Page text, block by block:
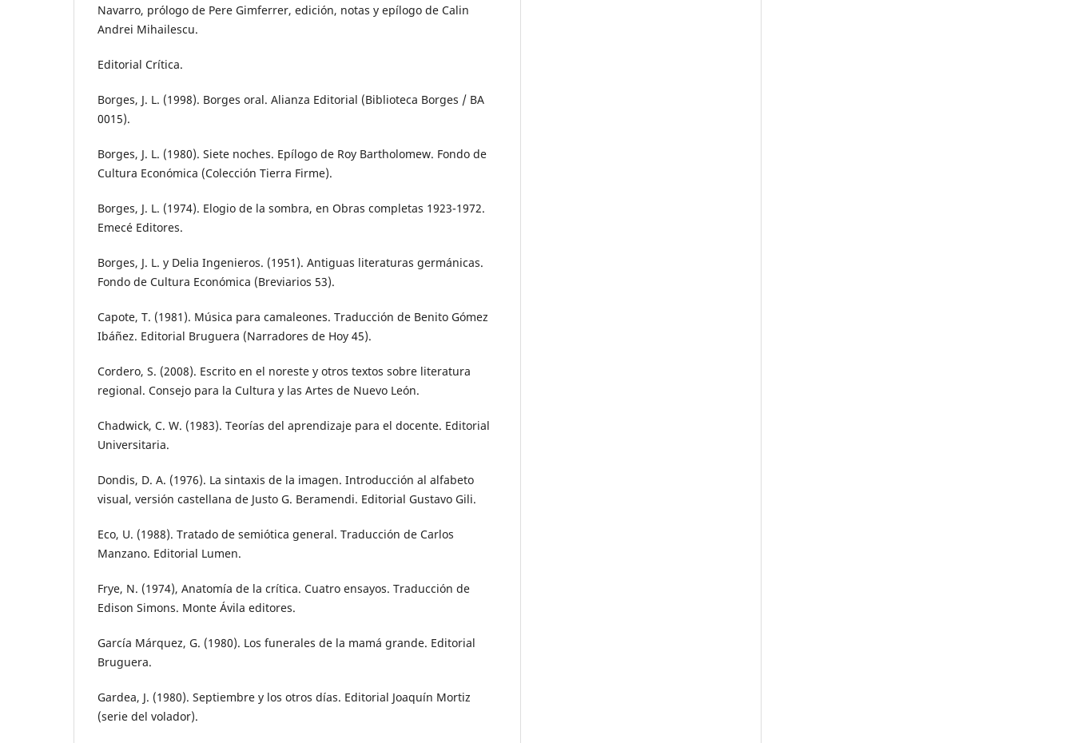
Navarro, prólogo de Pere Gimferrer, edición, notas y epílogo de Calin
Andrei Mihailescu.
Editorial Crítica.
Borges, J. L. (1998). Borges oral. Alianza Editorial (Biblioteca Borges / BA
0015).
Borges, J. L. (1980). Siete noches. Epílogo de Roy Bartholomew. Fondo de
Cultura Económica (Colección Tierra Firme).
Borges, J. L. (1974). Elogio de la sombra, en Obras completas 1923-1972.
Emecé Editores.
Borges, J. L. y Delia Ingenieros. (1951). Antiguas literaturas germánicas.
Fondo de Cultura Económica (Breviarios 53).
Capote, T. (1981). Música para camaleones. Traducción de Benito Gómez
Ibáñez. Editorial Bruguera (Narradores de Hoy 45).
Cordero, S. (2008). Escrito en el noreste y otros textos sobre literatura
regional. Consejo para la Cultura y las Artes de Nuevo León.
Chadwick, C. W. (1983). Teorías del aprendizaje para el docente. Editorial
Universitaria.
Dondis, D. A. (1976). La sintaxis de la imagen. Introducción al alfabeto
visual, versión castellana de Justo G. Beramendi. Editorial Gustavo Gili.
Eco, U. (1988). Tratado de semiótica general. Traducción de Carlos
Manzano. Editorial Lumen.
Frye, N. (1974), Anatomía de la crítica. Cuatro ensayos. Traducción de
Edison Simons. Monte Ávila editores.
García Márquez, G. (1980). Los funerales de la mamá grande. Editorial
Bruguera.
Gardea, J. (1980). Septiembre y los otros días. Editorial Joaquín Mortiz
(serie del volador).